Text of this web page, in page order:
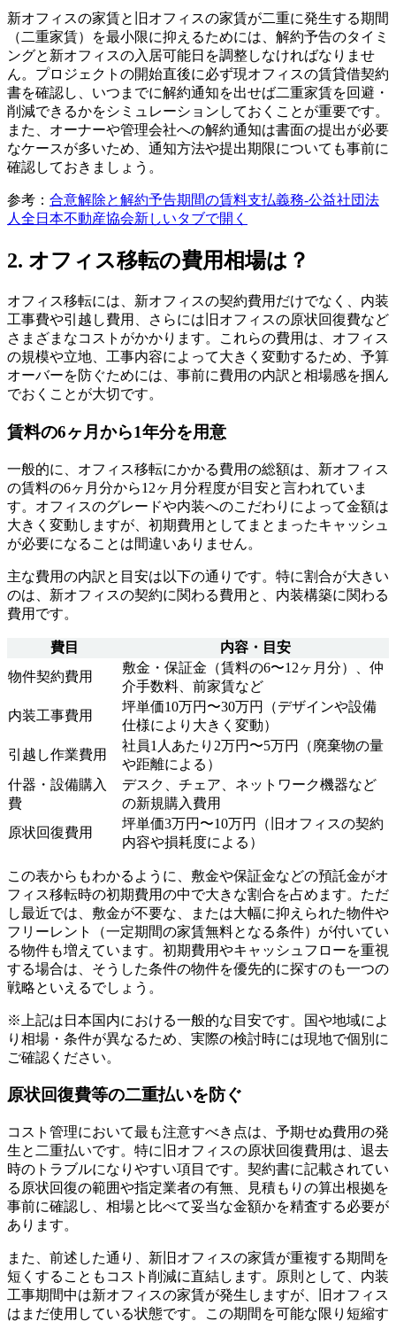
新オフィスの家賃と旧オフィスの家賃が二重に発生する期間
（二重家賃）を最小限に抑えるためには、解約予告のタイミ
ングと新オフィスの入居可能日を調整しなければなりませ
ん。プロジェクトの開始直後に必ず現オフィスの賃貸借契約
書を確認し、いつまでに解約通知を出せば二重家賃を回避・
削減できるかをシミュレーションしておくことが重要です。
また、オーナーや管理会社への解約通知は書面の提出が必要
なケースが多いため、通知方法や提出期限についても事前に
確認しておきましょう。
参考： 合意解除と解約予告期間の賃料支払義務-公益社団法
人全日本不動産協会新しいタブで開く
2. オフィス移転の費用相場は？
オフィス移転には、新オフィスの契約費用だけでなく、内装
工事費や引越し費用、さらには旧オフィスの原状回復費など
さまざまなコストがかかります。これらの費用は、オフィス
の規模や立地、工事内容によって大きく変動するため、予算
オーバーを防ぐためには、事前に費用の内訳と相場感を掴ん
でおくことが大切です。
賃料の6ヶ月から1年分を用意
一般的に、オフィス移転にかかる費用の総額は、新オフィス
の賃料の6ヶ月分から12ヶ月分程度が目安と言われていま
す。オフィスのグレードや内装へのこだわりによって金額は
大きく変動しますが、初期費用としてまとまったキャッシュ
が必要になることは間違いありません。
主な費用の内訳と目安は以下の通りです。特に割合が大きい
のは、新オフィスの契約に関わる費用と、内装構築に関わる
費用です。
費目
内容・目安
物件契約費用
敷金・保証金（賃料の6〜12ヶ月分）、仲
介手数料、前家賃など
内装工事費用
坪単価10万円〜30万円（デザインや設備
仕様により大きく変動）
引越し作業費用
社員1人あたり2万円〜5万円（廃棄物の量
や距離による）
什器・設備購入
費
デスク、チェア、ネットワーク機器など
の新規購入費用
原状回復費用
坪単価3万円〜10万円（旧オフィスの契約
内容や損耗度による）
この表からもわかるように、敷金や保証金などの預託金がオ
フィス移転時の初期費用の中で大きな割合を占めます。ただ
し最近では、敷金が不要な、または大幅に抑えられた物件や
フリーレント（一定期間の家賃無料となる条件）が付いてい
る物件も増えています。初期費用やキャッシュフローを重視
する場合は、そうした条件の物件を優先的に探すのも一つの
戦略といえるでしょう。
※上記は日本国内における一般的な目安です。国や地域によ
り相場・条件が異なるため、実際の検討時には現地で個別に
ご確認ください。
原状回復費等の二重払いを防ぐ
コスト管理において最も注意すべき点は、予期せぬ費用の発
生と二重払いです。特に旧オフィスの原状回復費用は、退去
時のトラブルになりやすい項目です。契約書に記載されてい
る原状回復の範囲や指定業者の有無、見積もりの算出根拠を
事前に確認し、相場と比べて妥当な金額かを精査する必要が
あります。
また、前述した通り、新旧オフィスの家賃が重複する期間を
短くすることもコスト削減に直結します。原則として、内装
工事期間中は新オフィスの家賃が発生しますが、旧オフィス
はまだ使用している状態です。この期間を可能な限り短縮す